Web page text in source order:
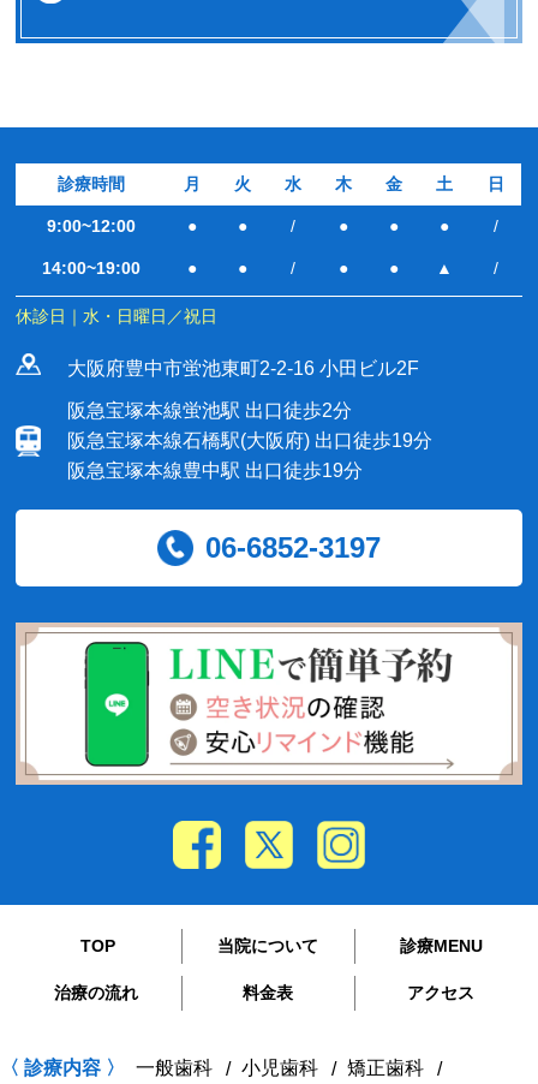
診療時間 月 火 水 木 金 土 日
9:00~12:00 ● ● / ● ● ● /
14:00~19:00 ● ● / ● ● ▲ /
休診日｜水・日曜日／祝日
大阪府豊中市蛍池東町2-2-16 小田ビル2F
阪急宝塚本線蛍池駅 出口徒歩2分
阪急宝塚本線石橋駅(大阪府) 出口徒歩19分
阪急宝塚本線豊中駅 出口徒歩19分
06-6852-3197
TOP 当院について 診療MENU
治療の流れ 料金表 アクセス
〈 診療内容 〉 一般歯科 小児歯科 矯正歯科